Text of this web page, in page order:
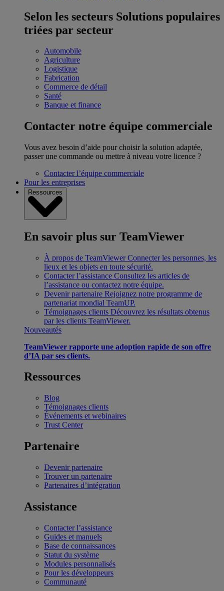
Selon les secteurs Solutions populaires
triées par secteur
Automobile
Agriculture
Logistique
Fabrication
Commerce de détail
Santé
Banque et finance
Contacter notre équipe commerciale
Vous avez besoin d’aide pour choisir la solution adaptée,
passer une commande ou mettre à niveau votre licence ?
Contacter l’équipe commerciale
Pour les entreprises
Ressources
En savoir plus sur TeamViewer
À propos de TeamViewer Connecter les personnes, les
lieux et les objets en toute sécurité.
Contacter l’assistance Consultez les articles de
l’assistance ou contactez notre équipe.
Devenir partenaire Rejoignez notre programme de
partenariat mondial TeamUP.
Témoignages clients Découvrez les résultats obtenus
par les clients TeamViewer.
Nouveautés
TeamViewer rapporte une adoption rapide de son offre
d’IA par ses clients.
Ressources
Blog
Témoignages clients
Événements et webinaires
Trust Center
Partenaire
Devenir partenaire
Trouver un partenaire
Partenaires d’intégration
Assistance
Contacter l’assistance
Guides et manuels
Base de connaissances
Statut du système
Modules personnalisés
Pour les développeurs
Communauté